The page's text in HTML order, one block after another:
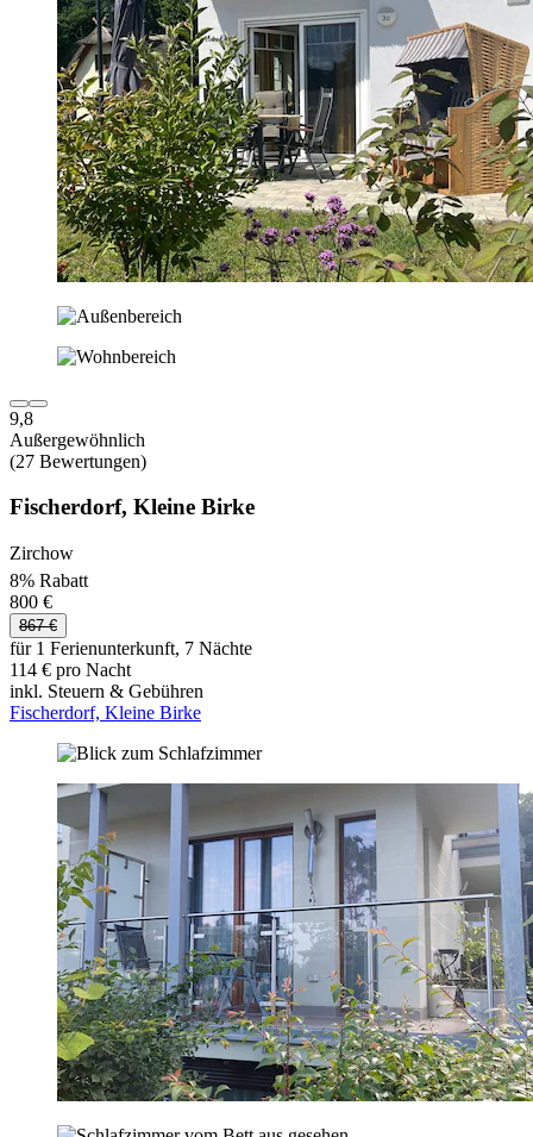
9,8
Außergewöhnlich
(27 Bewertungen)
Fischerdorf, Kleine Birke
Zirchow
8% Rabatt
800 €
867 €
für 1 Ferienunterkunft, 7 Nächte
114 € pro Nacht
inkl. Steuern & Gebühren
Fischerdorf, Kleine Birke